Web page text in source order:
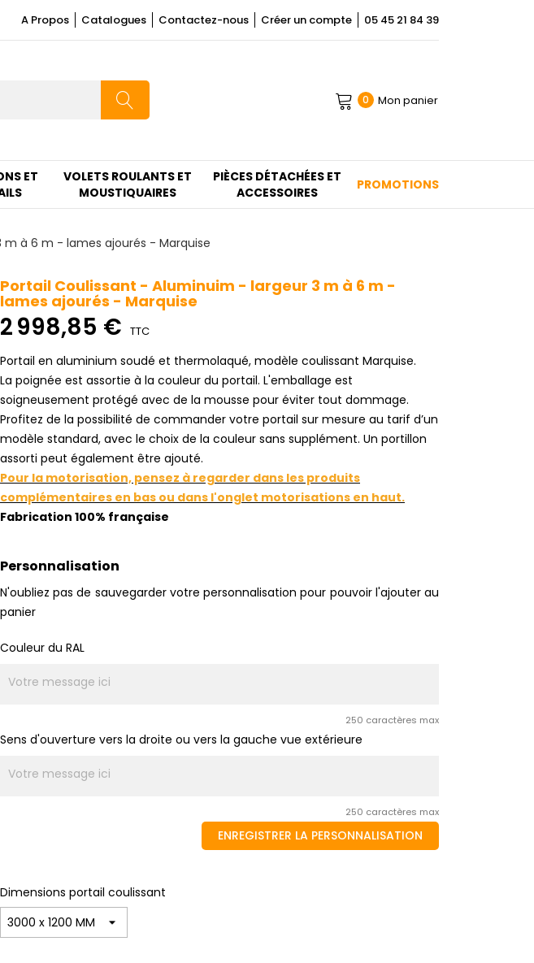
A Propos Catalogues Contactez-nous Créer un compte 05 45 21 84 39
0 Mon panier
ET
VOLETS ROULANTS ET
MOUSTIQUAIRES
PIÈCES DÉTACHÉES ET
ACCESSOIRES
PROMOTIONS
à 6 m - lames ajourés - Marquise
Portail Coulissant - Aluminuim - largeur 3 m à 6 m -
lames ajourés - Marquise
2 998,85 € TTC
Portail en aluminium soudé et thermolaqué, modèle coulissant Marquise.
La poignée est assortie à la couleur du portail. L'emballage est
soigneusement protégé avec de la mousse pour éviter tout dommage.
Profitez de la possibilité de commander votre portail sur mesure au tarif d’un
modèle standard, avec le choix de la couleur sans supplément. Un portillon
assorti peut également être ajouté.
Pour la motorisation, pensez à regarder dans les produits
complémentaires en bas ou dans l'onglet motorisations en haut.
Fabrication 100% française
Personnalisation
N'oubliez pas de sauvegarder votre personnalisation pour pouvoir l'ajouter au
panier
Couleur du RAL
250 caractères max
Sens d'ouverture vers la droite ou vers la gauche vue extérieure
250 caractères max
ENREGISTRER LA PERSONNALISATION
Dimensions portail coulissant